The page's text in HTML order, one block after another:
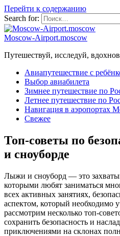
Перейти к содержанию
Search for:
Moscow-Airport.moscow
Путешествуй, исследуй,
Авиапутешествие с
Выбор авиабилета
Зимнее путешествие по
Летнее путешествие по
Навигация в аэропортах
Свежее
Топ-советы по
и сноуборде
Лыжи и сноуборд — это
которыми любят заниматься
всех активных занятиях,
аспектом, который необходимо
рассмотрим несколько топ-
сохранить безопасность и
приключениями на склонах